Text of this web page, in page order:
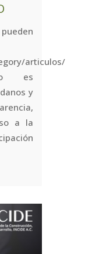
articulos/
es
y
a la